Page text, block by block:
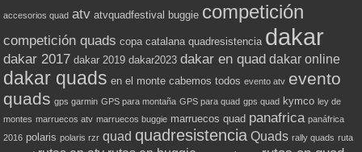
accesorios quad atv atvquadfestival buggie competición
competición quads copa catalana quadresistencia dakar
dakar 2017 dakar 2019 dakar2023 dakar en quad dakar online
dakar quads en el monte cabemos todos evento atv evento
quads gps garmin GPS para montaña GPS para quad gps quad kymco ley de
montes marruecos atv marruecos buggie marruecos quad panafrica panáfrica
2016 polaris polaris rzr quad quadresistencia Quads rally quads ruta